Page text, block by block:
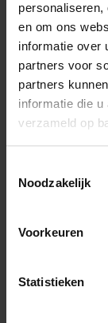
en om ons
informatie over
partners voor
partners
informatie die
verzameld op
Noodzakelijk
Voorkeuren
Statistieken
SKU